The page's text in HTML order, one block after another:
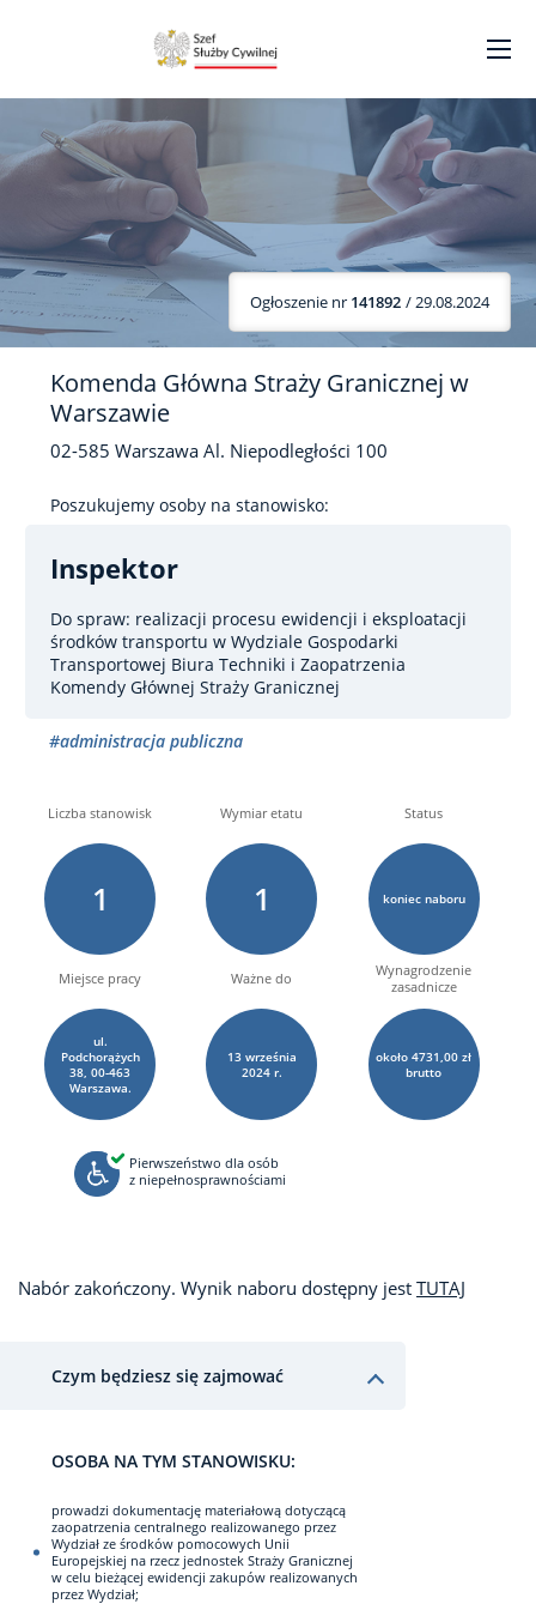
Ogłoszenie nr 141892 / 29.08.2024
Komenda Główna Straży Granicznej w
Warszawie
02-585 Warszawa Al. Niepodległości 100
Poszukujemy osoby na stanowisko:
Inspektor
Do spraw: realizacji procesu ewidencji i eksploatacji
środków transportu w Wydziale Gospodarki
Transportowej Biura Techniki i Zaopatrzenia
Komendy Głównej Straży Granicznej
#administracja publiczna
Liczba stanowisk
1
Wymiar etatu
1
Status
koniec naboru
Miejsce pracy
ul.
Podchorążych
38, 00-463
Warszawa.
Ważne do
13 września
2024 r.
Wynagrodzenie
zasadnicze
około 4731,00 zł
brutto
Pierwszeństwo dla osób
z niepełnosprawnościami
Nabór zakończony. Wynik naboru dostępny jest TUTAJ
Czym będziesz się zajmować
OSOBA NA TYM STANOWISKU:
prowadzi dokumentację materiałową dotyczącą
zaopatrzenia centralnego realizowanego przez
Wydział ze środków pomocowych Unii
Europejskiej na rzecz jednostek Straży Granicznej
w celu bieżącej ewidencji zakupów realizowanych
przez Wydział;